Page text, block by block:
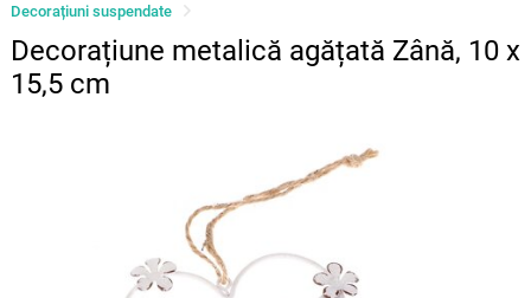
Decorațiuni suspendate
Decorațiune metalică agățată Zână, 10 x
15,5 cm